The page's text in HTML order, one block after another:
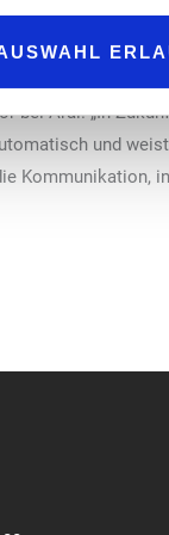
bei Aral. „In
und
Kommunikation,